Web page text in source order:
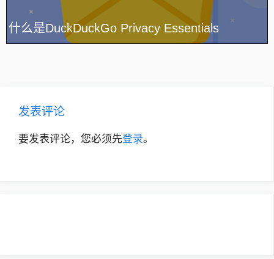
什么是DuckDuckGo Privacy Essentials
发表评论
要发表评论，您必须先登录。